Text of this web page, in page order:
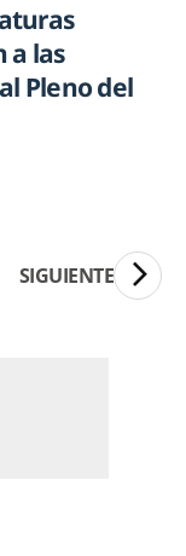
a las
Pleno del
SIGUIENTE